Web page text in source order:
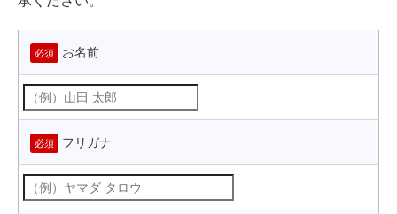
必須 お名前
必須 フリガナ